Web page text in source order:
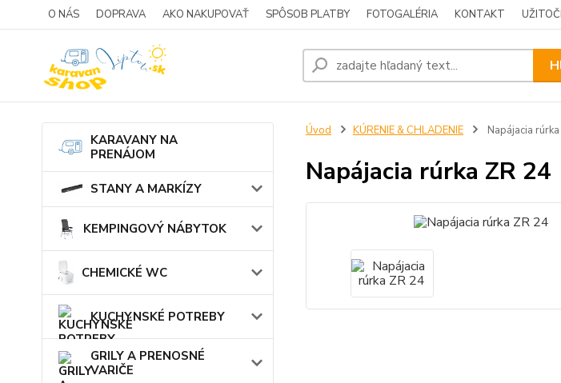
O NÁS DOPRAVA AKO NAKUPOVAŤ SPÔSOB PLATBY FOTOGALÉRIA KONTAKT
KARAVANY NA
PRENÁJOM
STANY A MARKÍZY
KEMPINGOVÝ NÁBYTOK
CHEMICKÉ WC
KUCHYNSKÉ POTREBY
GRILY A PRENOSNÉ
VARIČE
Úvod KÚRENIE & CHLADENIE Napájacia
Napájacia rúrka ZR 24